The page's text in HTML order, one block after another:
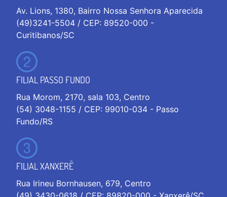
Av. Lions, 1380, Bairro Nossa Senhora Aparecida
(49)3241-5504 / CEP: 89520-000 -
Curitibanos/SC
FILIAL PASSO FUNDO
Rua Morom, 2170, sala 103, Centro
(54) 3048-1155 / CEP: 99010-034 - Passo
Fundo/RS
FILIAL XANXERÊ
Rua Irineu Bornhausen, 679, Centro